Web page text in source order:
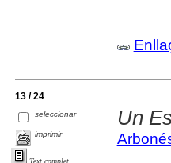
13 / 24
seleccionar
imprimir
Text complet
Un